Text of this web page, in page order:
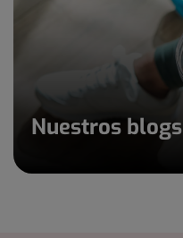
Nuestros blogs